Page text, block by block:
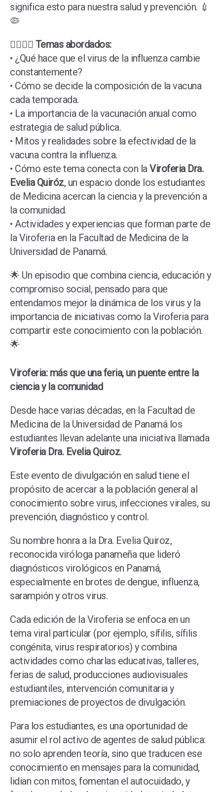
significa esto para nuestra salud y prevención. 💉
🦠
👩‍⚕️👨‍⚕️ Temas abordados:
• ¿Qué hace que el virus de la influenza cambie
constantemente?
• Cómo se decide la composición de la vacuna
cada temporada.
• La importancia de la vacunación anual como
estrategia de salud pública.
• Mitos y realidades sobre la efectividad de la
vacuna contra la influenza.
• Cómo este tema conecta con laViroferia Dra.
Evelia Quiróz, un espacio donde los estudiantes
de Medicina acercan la ciencia y la prevención a
la comunidad.
• Actividades y experiencias que forman parte de
la Viroferia en la Facultad de Medicina de la
Universidad de Panamá.
🌟 Un episodio que combina ciencia, educación y
compromiso social, pensado para que
entendamos mejor la dinámica de los virus y la
importancia de iniciativas como la Viroferia para
compartir este conocimiento con la población.
🌟
Viroferia: más que una feria, un puente entre la
ciencia y la comunidad
Desde hace varias décadas, en la Facultad de
Medicina de la Universidad de Panamá los
estudiantes llevan adelante una iniciativa llamada
Viroferia Dra. Evelia Quiroz.
Este evento de divulgación en salud tiene el
propósito de acercar a la población general al
conocimiento sobre virus, infecciones virales, su
prevención, diagnóstico y control.
Su nombre honra a la Dra. Evelia Quiroz,
reconocida viróloga panameña que lideró
diagnósticos virológicos en Panamá,
especialmente en brotes de dengue, influenza,
sarampión y otros virus.
Cada edición de la Viroferia se enfoca en un
tema viral particular (por ejemplo, sífilis, sífilis
congénita, virus respiratorios) y combina
actividades como charlas educativas, talleres,
ferias de salud, producciones audiovisuales
estudiantiles, intervención comunitaria y
premiaciones de proyectos de divulgación.
Para los estudiantes, es una oportunidad de
asumir el rol activo de agentes de salud pública:
no solo aprenden teoría, sino que traducen ese
conocimiento en mensajes para la comunidad,
lidian con mitos, fomentan el autocuidado, y